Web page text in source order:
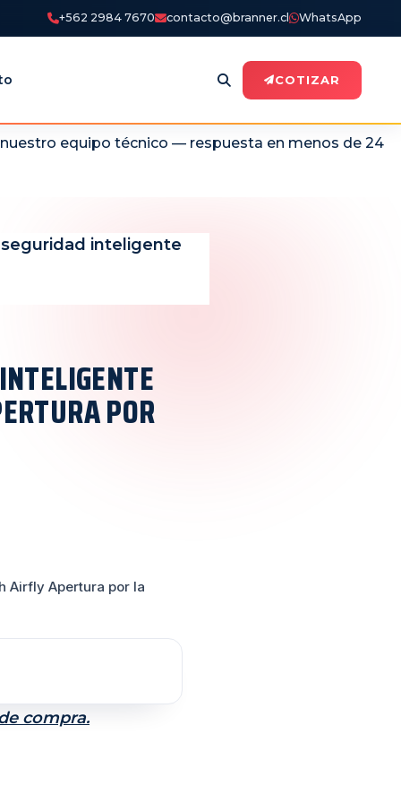
+562 2984 7670 contacto@branner.cl WhatsApp
COTIZAR
equipo técnico — respuesta en menos de 24
inteligente
POR
Airfly Apertura por la
compra.